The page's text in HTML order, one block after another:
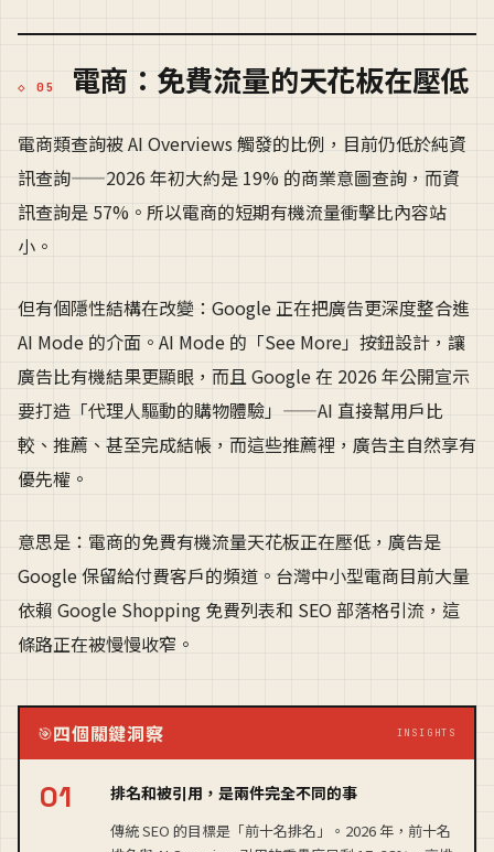
電商：免費流量的天花板在壓低
電商類查詢被 AI Overviews 觸發的比例，目前仍低於純資
訊查詢——2026 年初大約是 19% 的商業意圖查詢，而資
訊查詢是 57%。所以電商的短期有機流量衝擊比內容站
小。
但有個隱性結構在改變：Google 正在把廣告更深度整合進
AI Mode 的介面。AI Mode 的「See More」按鈕設計，讓
廣告比有機結果更顯眼，而且 Google 在 2026 年公開宣示
要打造「代理人驅動的購物體驗」——AI 直接幫用戶比
較、推薦、甚至完成結帳，而這些推薦裡，廣告主自然享有
優先權。
意思是：電商的免費有機流量天花板正在壓低，廣告是
Google 保留給付費客戶的頻道。台灣中小型電商目前大量
依賴 Google Shopping 免費列表和 SEO 部落格引流，這
條路正在被慢慢收窄。
🎯四個關鍵洞察 INSIGHTS
排名和被引用，是兩件完全不同的事
傳統 SEO 的目標是「前十名排名」。2026 年，前十名